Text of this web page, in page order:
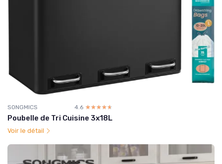
SONGMICS 4.6 ☆☆☆☆☆
★★★★★
Poubelle de Tri Cuisine 3x18L
Voir le détail